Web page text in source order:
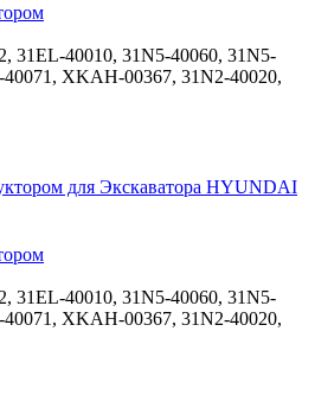
31EL-40010, 31N5-40060, 31N5-
XKAH-00367, 31N2-40020,
31EL-40010, 31N5-40060, 31N5-
XKAH-00367, 31N2-40020,